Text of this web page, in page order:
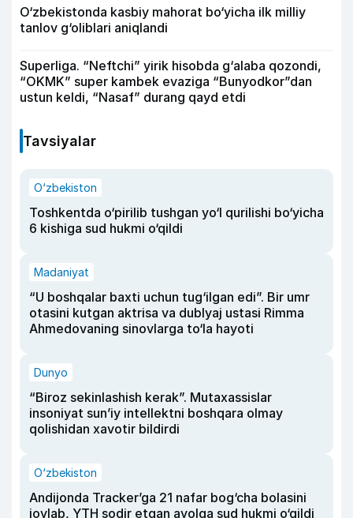
O‘zbekistonda kasbiy mahorat bo‘yicha ilk milliy
tanlov g‘oliblari aniqlandi
Superliga. “Neftchi” yirik hisobda g‘alaba qozondi,
“OKMK” super kambek evaziga “Bunyodkor”dan
ustun keldi, “Nasaf” durang qayd etdi
Tavsiyalar
O‘zbekiston
Toshkentda o‘pirilib tushgan yo‘l qurilishi bo‘yicha
6 kishiga sud hukmi o‘qildi
Madaniyat
“U boshqalar baxti uchun tug‘ilgan edi”. Bir umr
otasini kutgan aktrisa va dublyaj ustasi Rimma
Ahmedovaning sinovlarga to‘la hayoti
Dunyo
“Biroz sekinlashish kerak”. Mutaxassislar
insoniyat sun’iy intellektni boshqara olmay
qolishidan xavotir bildirdi
O‘zbekiston
Andijonda Tracker’ga 21 nafar bog‘cha bolasini
joylab, YTH sodir etgan ayolga sud hukmi o‘qildi